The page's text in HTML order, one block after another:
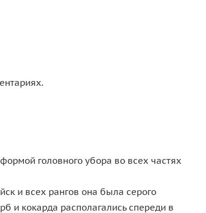
головного убора во всех частях
и всех рангов она была серого
и кокарда располагались спереди в